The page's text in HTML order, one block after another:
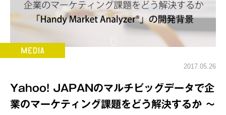
2017.05.26
Yahoo! JAPANのマルチビッグデータで企
業のマーケティング課題をどう解決するか ～